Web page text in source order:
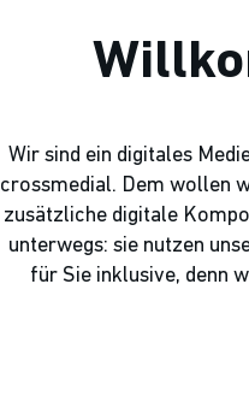
Wir sind ein digitales
crossmedial. Dem wollen
zusätzliche digitale
unterwegs: sie nutzen
für Sie inklusive, denn